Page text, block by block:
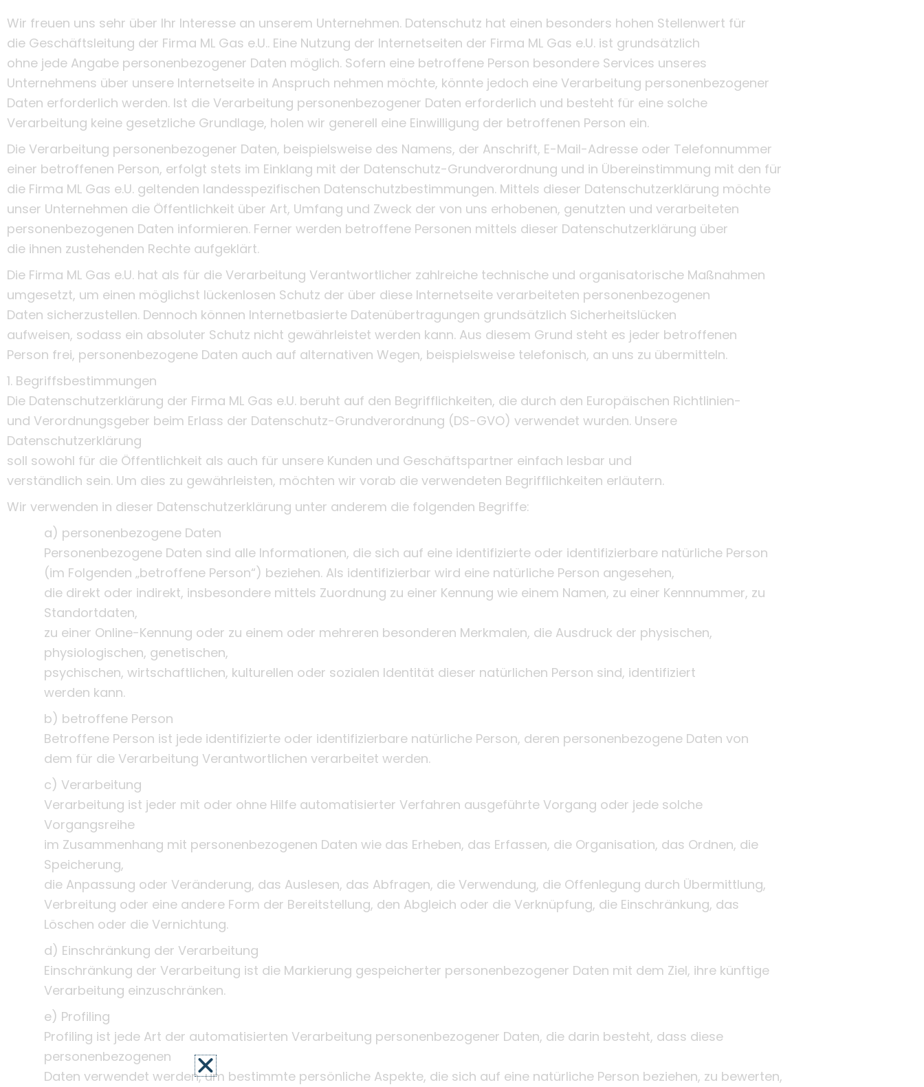
Wir freuen uns sehr über Ihr Interesse an unserem Unternehmen. Datenschutz hat einen besonders hohen Stellenwert für
die Geschäftsleitung der Firma ML Gas e.U.. Eine Nutzung der Internetseiten der Firma ML Gas e.U. ist grundsätzlich
ohne jede Angabe personenbezogener Daten möglich. Sofern eine betroffene Person besondere Services unseres
Unternehmens über unsere Internetseite in Anspruch nehmen möchte, könnte jedoch eine Verarbeitung personenbezogener
Daten erforderlich werden. Ist die Verarbeitung personenbezogener Daten erforderlich und besteht für eine solche
Verarbeitung keine gesetzliche Grundlage, holen wir generell eine Einwilligung der betroffenen Person ein.
Die Verarbeitung personenbezogener Daten, beispielsweise des Namens, der Anschrift, E-Mail-Adresse oder Telefonnummer
einer betroffenen Person, erfolgt stets im Einklang mit der Datenschutz-Grundverordnung und in Übereinstimmung mit den für
die Firma ML Gas e.U. geltenden landesspezifischen Datenschutzbestimmungen. Mittels dieser Datenschutzerklärung möchte
unser Unternehmen die Öffentlichkeit über Art, Umfang und Zweck der von uns erhobenen, genutzten und verarbeiteten
personenbezogenen Daten informieren. Ferner werden betroffene Personen mittels dieser Datenschutzerklärung über
die ihnen zustehenden Rechte aufgeklärt.
Die Firma ML Gas e.U. hat als für die Verarbeitung Verantwortlicher zahlreiche technische und organisatorische Maßnahmen
umgesetzt, um einen möglichst lückenlosen Schutz der über diese Internetseite verarbeiteten personenbezogenen
Daten sicherzustellen. Dennoch können Internetbasierte Datenübertragungen grundsätzlich Sicherheitslücken
aufweisen, sodass ein absoluter Schutz nicht gewährleistet werden kann. Aus diesem Grund steht es jeder betroffenen
Person frei, personenbezogene Daten auch auf alternativen Wegen, beispielsweise telefonisch, an uns zu übermitteln.
1. Begriffsbestimmungen
Die Datenschutzerklärung der Firma ML Gas e.U. beruht auf den Begrifflichkeiten, die durch den Europäischen Richtlinien-
und Verordnungsgeber beim Erlass der Datenschutz-Grundverordnung (DS-GVO) verwendet wurden. Unsere
Datenschutzerklärung
soll sowohl für die Öffentlichkeit als auch für unsere Kunden und Geschäftspartner einfach lesbar und
verständlich sein. Um dies zu gewährleisten, möchten wir vorab die verwendeten Begrifflichkeiten erläutern.
Wir verwenden in dieser Datenschutzerklärung unter anderem die folgenden Begriffe:
a) personenbezogene Daten
Personenbezogene Daten sind alle Informationen, die sich auf eine identifizierte oder identifizierbare natürliche Person
(im Folgenden „betroffene Person“) beziehen. Als identifizierbar wird eine natürliche Person angesehen,
die direkt oder indirekt, insbesondere mittels Zuordnung zu einer Kennung wie einem Namen, zu einer Kennnummer, zu
Standortdaten,
zu einer Online-Kennung oder zu einem oder mehreren besonderen Merkmalen, die Ausdruck der physischen,
physiologischen, genetischen,
psychischen, wirtschaftlichen, kulturellen oder sozialen Identität dieser natürlichen Person sind, identifiziert
werden kann.
b) betroffene Person
Betroffene Person ist jede identifizierte oder identifizierbare natürliche Person, deren personenbezogene Daten von
dem für die Verarbeitung Verantwortlichen verarbeitet werden.
c) Verarbeitung
Verarbeitung ist jeder mit oder ohne Hilfe automatisierter Verfahren ausgeführte Vorgang oder jede solche
Vorgangsreihe
im Zusammenhang mit personenbezogenen Daten wie das Erheben, das Erfassen, die Organisation, das Ordnen, die
Speicherung,
die Anpassung oder Veränderung, das Auslesen, das Abfragen, die Verwendung, die Offenlegung durch Übermittlung,
Verbreitung oder eine andere Form der Bereitstellung, den Abgleich oder die Verknüpfung, die Einschränkung, das
Löschen oder die Vernichtung.
d) Einschränkung der Verarbeitung
Einschränkung der Verarbeitung ist die Markierung gespeicherter personenbezogener Daten mit dem Ziel, ihre künftige
Verarbeitung einzuschränken.
e) Profiling
Profiling ist jede Art der automatisierten Verarbeitung personenbezogener Daten, die darin besteht, dass diese
personenbezogenen
Daten verwendet werden, um bestimmte persönliche Aspekte, die sich auf eine natürliche Person beziehen, zu bewerten,